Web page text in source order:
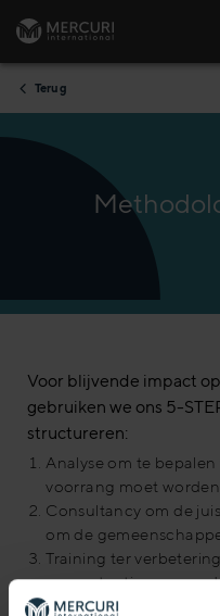
Ga naar inhoud
Terug
Voor blijvende impact
gebruiken we ons 5-
structureren:
Analyse om te
voorrang moet
Consultancy om de
om de
Training ter
competenties en
Implementatie om de